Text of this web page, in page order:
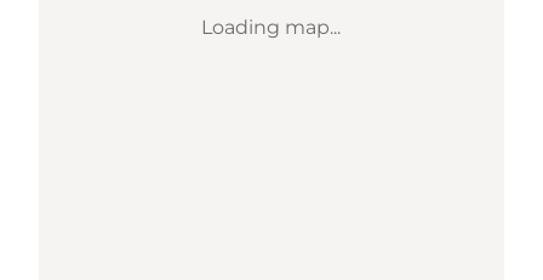
Loading map...